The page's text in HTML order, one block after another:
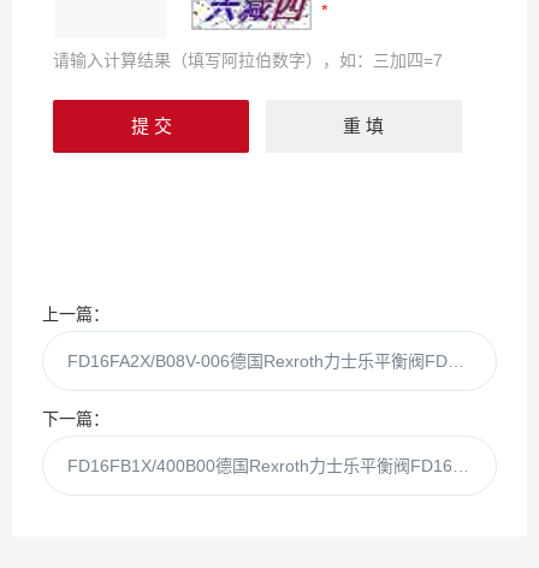
请输入计算结果（填写阿拉伯数字），如：三加四=7
上一篇：
下一篇：